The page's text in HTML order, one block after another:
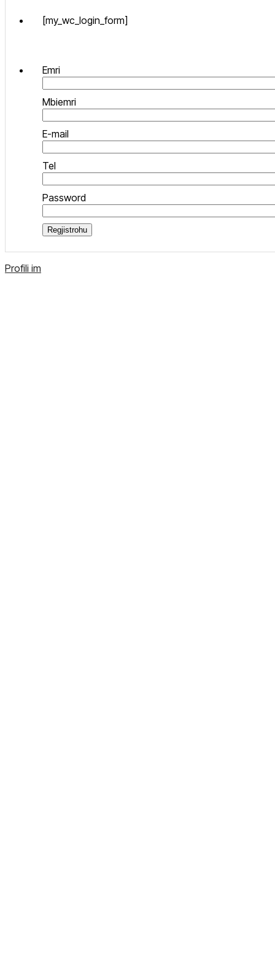
[my_wc_login_form]
Emri
Mbiemri
E-mail
Tel
Password
Regjistrohu
Profili im